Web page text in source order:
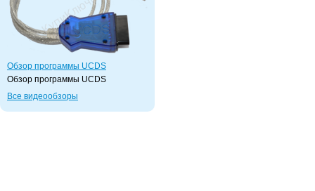
Обзор программы UCDS
Обзор программы UCDS
Все видеообзоры